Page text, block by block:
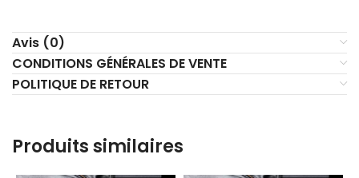
Avis (0)
CONDITIONS GÉNÉRALES DE VENTE
POLITIQUE DE RETOUR
Produits similaires